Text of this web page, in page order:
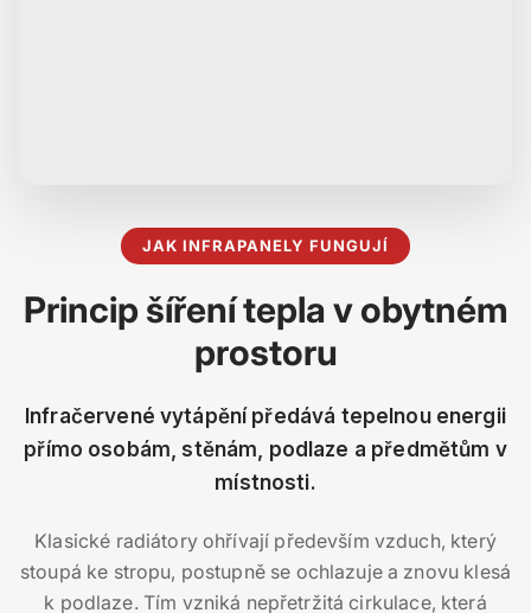
JAK INFRAPANELY FUNGUJÍ
Princip šíření tepla v obytném
prostoru
Infračervené vytápění předává tepelnou energii
přímo osobám, stěnám, podlaze a předmětům v
místnosti.
Klasické radiátory ohřívají především vzduch, který
stoupá ke stropu, postupně se ochlazuje a znovu klesá
k podlaze. Tím vzniká nepřetržitá cirkulace, která